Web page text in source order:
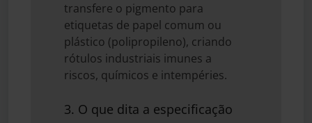
transfere o pigmento para
etiquetas de papel comum ou
plástico (polipropileno), criando
rótulos industriais imunes a
riscos, químicos e intempéries.
3. O que dita a especificação